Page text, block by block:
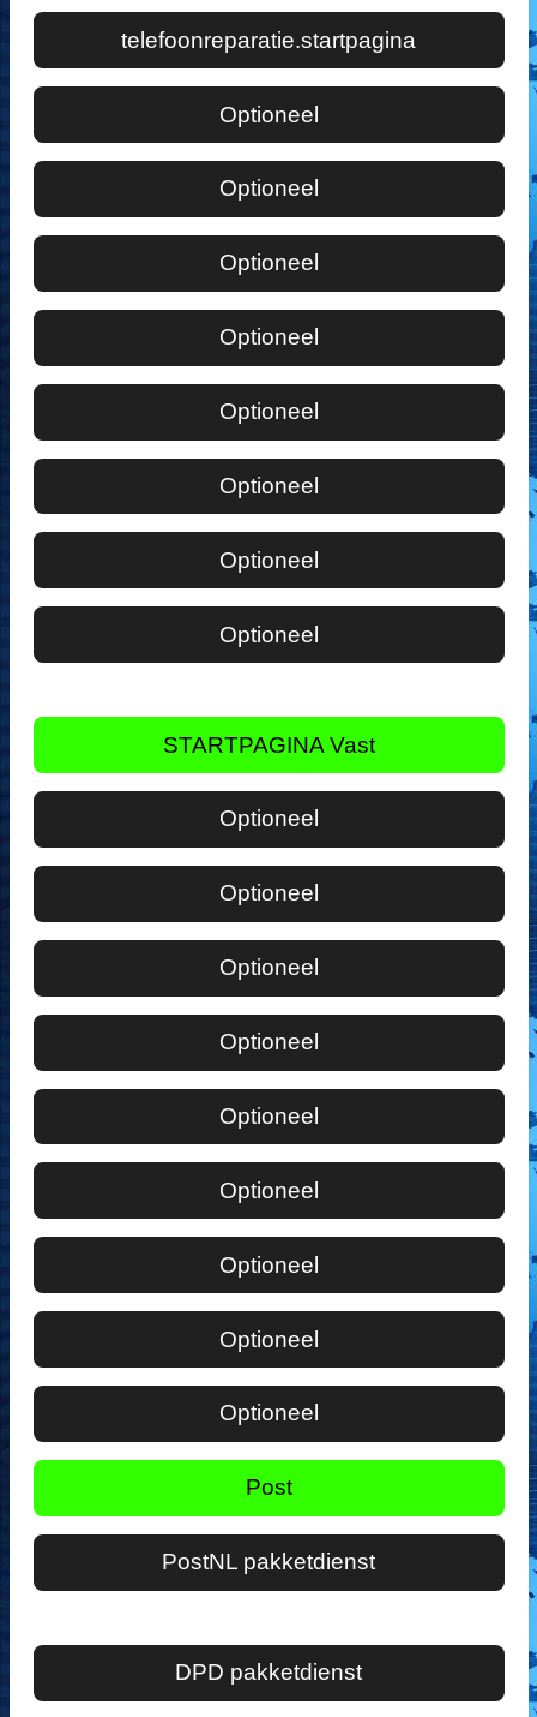
telefoonreparatie.startpagina
Optioneel
Optioneel
Optioneel
Optioneel
Optioneel
Optioneel
Optioneel
Optioneel
STARTPAGINA Vast
Optioneel
Optioneel
Optioneel
Optioneel
Optioneel
Optioneel
Optioneel
Optioneel
Optioneel
Post
PostNL pakketdienst
DPD pakketdienst